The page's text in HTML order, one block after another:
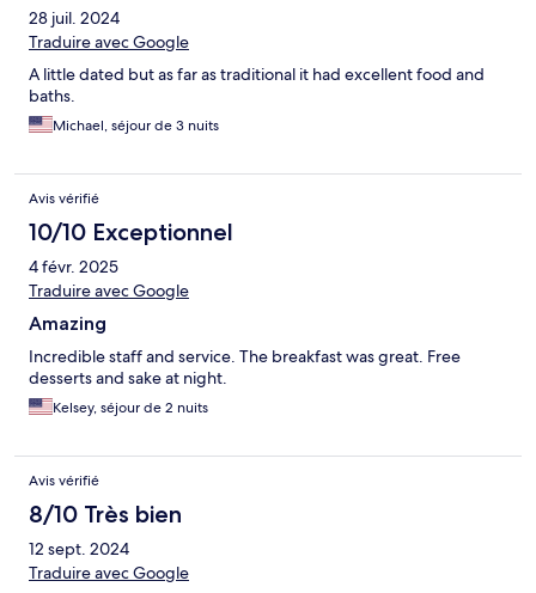
28 juil. 2024
Traduire avec Google
A little dated but as far as traditional it had excellent food and
baths.
Michael, séjour de 3 nuits
Avis vérifié
10/10 Exceptionnel
4 févr. 2025
Traduire avec Google
Amazing
Incredible staff and service. The breakfast was great. Free
desserts and sake at night.
Kelsey, séjour de 2 nuits
Avis vérifié
8/10 Très bien
12 sept. 2024
Traduire avec Google